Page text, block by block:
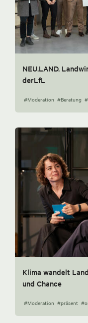
NEU.LAND.
derLfL
#Moderation #Beratung
Klima wandelt
und Chance
#Moderation #präsent